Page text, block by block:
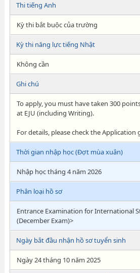
Thi tiếng Anh
Kỳ thi bắt buộc của trường
Kỳ thi năng lực tiếng Nhật
Không cần
Ghi chú
To apply, you must have taken 300
at EJU (including Writing).
For details, please check the Application
Thời gian nhập học (Đợt mùa xuân)
Nhập học tháng 4 năm 2026
Phân loại hồ sơ
Entrance Examination for International
(December Exam)>
Ngày bắt đầu nhận hồ sơ tuyển sinh
Ngày 24 tháng 10 năm 2025